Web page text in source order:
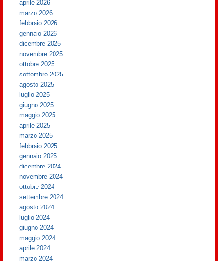
aprile 2026
marzo 2026
febbraio 2026
gennaio 2026
dicembre 2025
novembre 2025
ottobre 2025
settembre 2025
agosto 2025
luglio 2025
giugno 2025
maggio 2025
aprile 2025
marzo 2025
febbraio 2025
gennaio 2025
dicembre 2024
novembre 2024
ottobre 2024
settembre 2024
agosto 2024
luglio 2024
giugno 2024
maggio 2024
aprile 2024
marzo 2024